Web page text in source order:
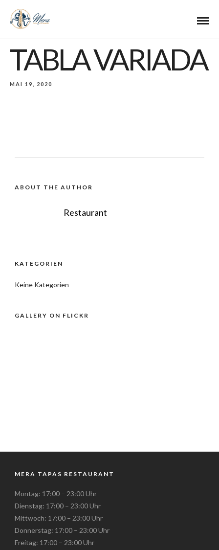
TABLA VARIADA
MAI 19, 2020
ABOUT THE AUTHOR
Restaurant
KATEGORIEN
Keine Kategorien
GALLERY ON FLICKR
MERA TAPAS RESTAURANT
Montag: 17:00 – 23:00 Uhr
Dienstag: 17:00 – 23:00 Uhr
Mittwoch: 17:00 – 23:00 Uhr
Donnerstag: 17:00 – 23:00 Uhr
Freitag: 17:00 – 23:00 Uhr